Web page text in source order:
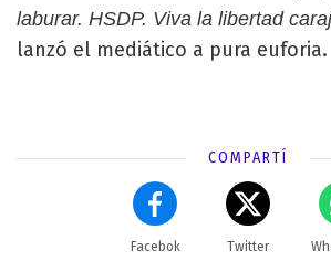
laburar. HSDP. Viva la libertad
lanzó el mediático a pura euforia.
COMPARTÍ
Facebok Twitter